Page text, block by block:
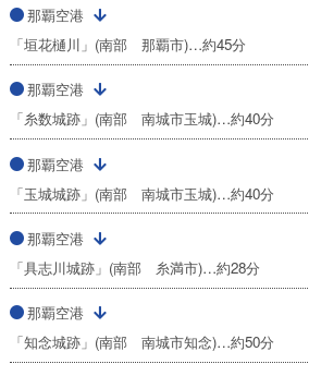
那覇空港
「垣花樋川」(南部 那覇市)…約45分
那覇空港
「糸数城跡」(南部 南城市玉城)…約40分
那覇空港
「玉城城跡」(南部 南城市玉城)…約40分
那覇空港
「具志川城跡」(南部 糸満市)…約28分
那覇空港
「知念城跡」(南部 南城市知念)…約50分